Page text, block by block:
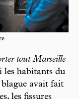
tout Marseille
les habitants du
blague avait fait
les fissures